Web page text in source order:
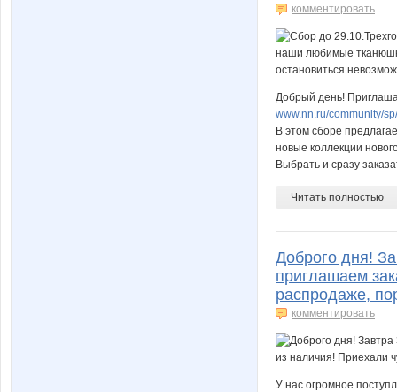
комментировать
Добрый день!
www.nn.ru/community/
В этом сборе
новые коллекции
Выбрать и сразу
Читать полностью
Доброго дня!
приглашаем
распродаже,
комментировать
У нас огромное